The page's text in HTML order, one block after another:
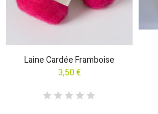
Laine Cardée Framboise
3,50 €